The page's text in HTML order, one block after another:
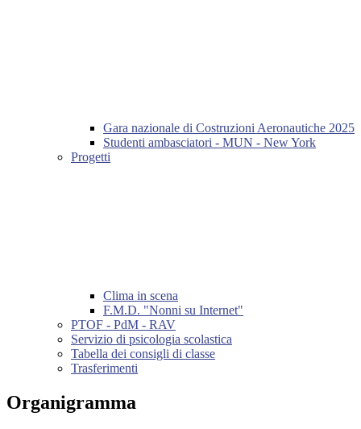
Gara nazionale di Costruzioni Aeronautiche 2025
Studenti ambasciatori - MUN - New York
Progetti
Clima in scena
F.M.D. "Nonni su Internet"
PTOF - PdM - RAV
Servizio di psicologia scolastica
Tabella dei consigli di classe
Trasferimenti
Organigramma